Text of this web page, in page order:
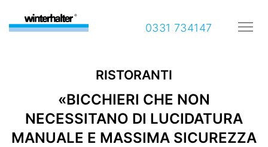
0331 734147
RISTORANTI
«BICCHIERI CHE NON
NECESSITANO DI LUCIDATURA
MANUALE E MASSIMA SICUREZZA